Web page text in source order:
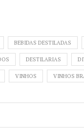
BEBIDAS DESTILADAS
DESTILARIAS
VINHOS VINHOS